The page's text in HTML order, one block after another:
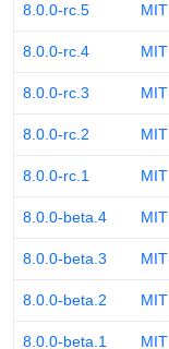
8.0.0-rc.5 MIT
8.0.0-rc.4 MIT
8.0.0-rc.3 MIT
8.0.0-rc.2 MIT
8.0.0-rc.1 MIT
8.0.0-beta.4 MIT
8.0.0-beta.3 MIT
8.0.0-beta.2 MIT
8.0.0-beta.1 MIT